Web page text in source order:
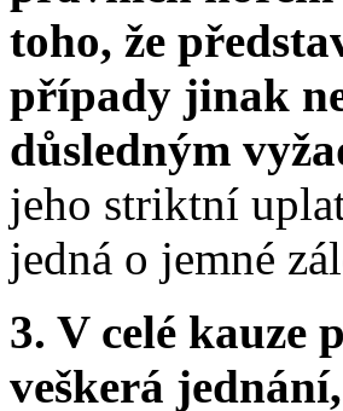
toho, že
případy jinak
důsledným
jeho striktní
jedná o jemné
3. V celé kauze
veškerá